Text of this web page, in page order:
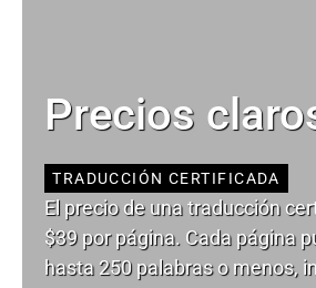
Precios
TRADUCCIÓN CERTIFICADA
El precio de una traducción
$39 por página. Cada página
hasta 250 palabras o menos,